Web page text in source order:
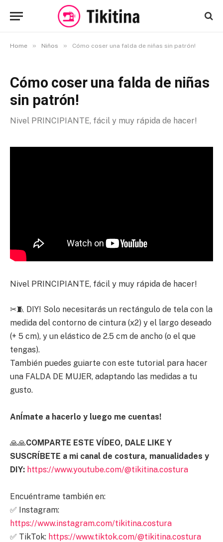
Home » Niños » Cómo coser una falda de niñas sin patrón!
Cómo coser una falda de niñas
sin patrón!
Nivel PRINCIPIANTE, fácil y muy rápida de hacer!
Nivel PRINCIPIANTE, fácil y muy rápida de hacer!
✂🧵 DIY! Solo necesitarás un rectángulo de tela con la
medida del contorno de cintura (x2) y el largo deseado
(+ 5 cm), y un elástico de 2.5 cm de ancho (o el que
tengas).
También puedes guiarte con este tutorial para hacer
una FALDA DE MUJER, adaptando las medidas a tu
gusto.
AnÍmate a hacerlo y luego me cuentas!
🙏🙏COMPARTE ESTE VÍDEO, DALE LIKE Y
SUSCRÍBETE a mi canal de costura, manualidades y
DIY: https://www.youtube.com/@tikitina.costura
Encuéntrame también en:
✅ Instagram:
https://www.instagram.com/tikitina.costura
✅ TikTok: https://www.tiktok.com/@tikitina.costura